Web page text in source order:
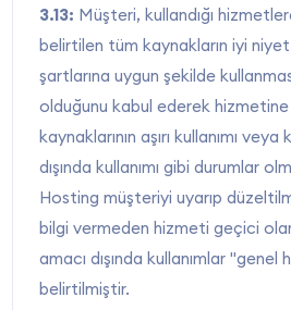
3.13: Müşteri, kullandığı
belirtilen tüm kaynakların iyi
şartlarına uygun şekilde
olduğunu kabul ederek
kaynaklarının aşırı kullanımı
dışında kullanımı gibi durumlar
Hosting müşteriyi uyarıp
bilgi vermeden hizmeti geçici
amacı dışında kullanımlar
belirtilmiştir.